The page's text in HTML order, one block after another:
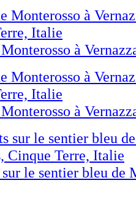
à
à
le sentier bleu de